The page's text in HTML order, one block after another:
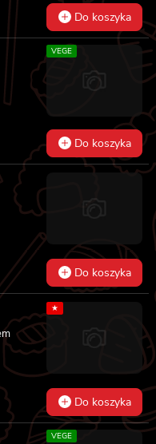
Do koszyka
VEGE
Do koszyka
Do koszyka
★
Do koszyka
VEGE